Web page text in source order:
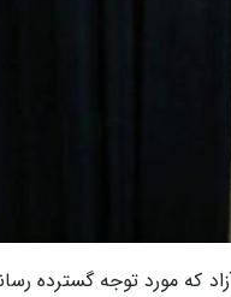
که مورد توجه گسترده